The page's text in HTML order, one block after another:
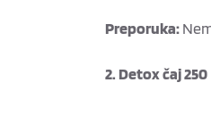
Preporuka:
2. Detox čaj 250